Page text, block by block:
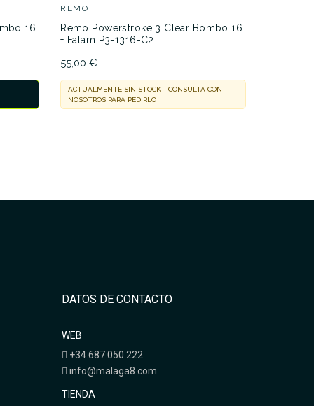
16
REMO
Remo Powerstroke 3 Clear Bombo 16
+ Falam P3-1316-C2
55,00 €
ACTUALMENTE SIN STOCK - CONSULTA CON
NOSOTROS PARA PEDIRLO
DATOS DE CONTACTO
WEB
+34 687 050 222
info@malaga8.com
TIENDA